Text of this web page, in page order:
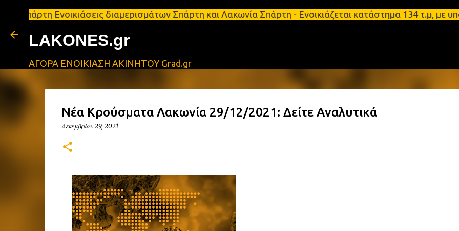
Μετάβαση στο κύριο περιεχόμενο
Ενοικιάσεις διαμερισμάτων Σπάρτη και Λακωνία Σπάρτη - Ενοικιάζεται κατάστημα 134 τ.μ, με
LAKONES.gr
ΑΓΟΡΑ ΕΝΟΙΚΙΑΣΗ ΑΚΙΝΗΤΟΥ Grad.gr
Νέα Κρούσματα Λακωνία 29/12/2021: Δείτε Αναλυτικά
Δεκεμβρίου 29, 2021